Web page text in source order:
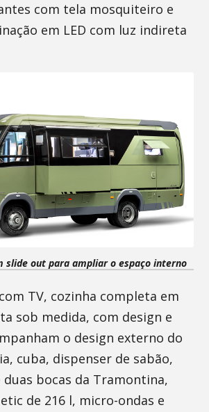
com tela mosquiteiro e
em LED com luz indireta
slide out para ampliar o espaço interno
TV, cozinha completa em
sob medida, com design e
o design externo do
cuba, dispenser de sabão,
duas bocas da Tramontina,
de 216 l, micro-ondas e